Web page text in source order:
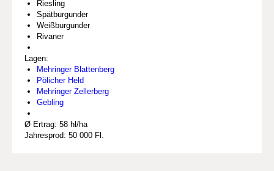
Riesling
Spätburgunder
Weißburgunder
Rivaner
Lagen:
Mehringer Blattenberg
Pölicher Held
Mehringer Zellerberg
Gebling
Ø Ertrag: 58 hl/ha
Jahresprod: 50 000 Fl.